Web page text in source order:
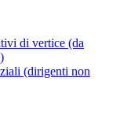
di vertice (da
(dirigenti non